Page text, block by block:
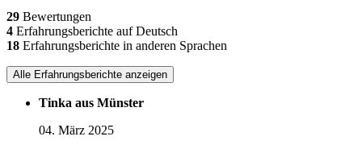
29 Bewertungen
4 Erfahrungsberichte auf Deutsch
18 Erfahrungsberichte in anderen Sprachen
Alle Erfahrungsberichte anzeigen
Tinka aus Münster
04. März 2025